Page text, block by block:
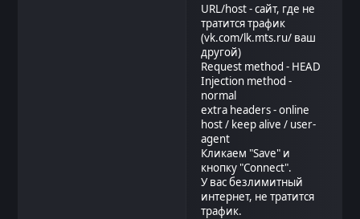
URL/host - сайт, где не
тратится трафик
(vk.com/lk.mts.ru/ ваш
другой)
Request method - HEAD
Injection method -
normal
extra headers - online
host / keep alive / user-
agent
Кликаем "Save" и
кнопку "Connect".
У вас безлимитный
интернет, не тратится
трафик.